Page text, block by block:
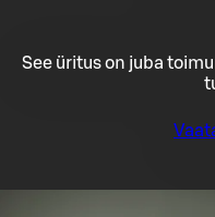
See üritus on juba